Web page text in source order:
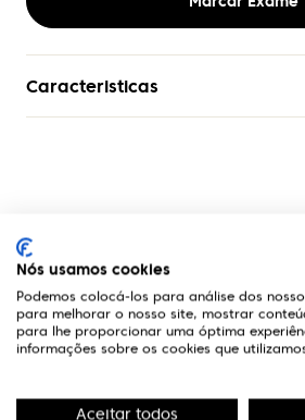
Caracteristicas
Formato
Aviador
Genero
A Optivisão
Links Úteis
Edifício Premium
Nós usamos cookies
Podemos colocá-los para análise dos
para melhorar o nosso site, mostrar
para lhe proporcionar uma óptima
informações sobre os cookies que
Aceitar todos